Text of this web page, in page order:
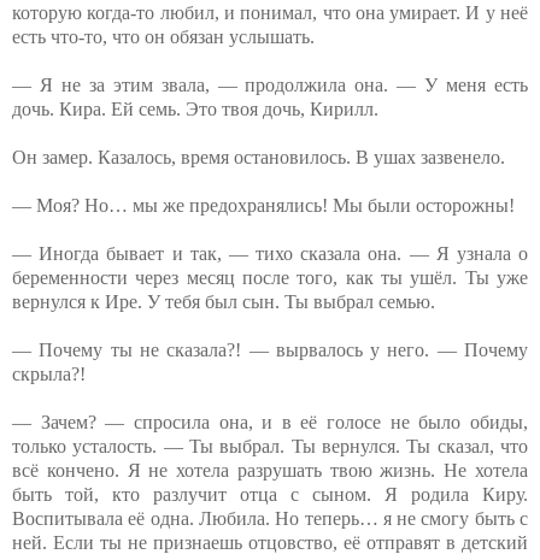
которую когда-то любил, и понимал, что она умирает. И у неё
есть что-то, что он обязан услышать.
— Я не за этим звала, — продолжила она. — У меня есть
дочь. Кира. Ей семь. Это твоя дочь, Кирилл.
Он замер. Казалось, время остановилось. В ушах зазвенело.
— Моя? Но… мы же предохранялись! Мы были осторожны!
— Иногда бывает и так, — тихо сказала она. — Я узнала о
беременности через месяц после того, как ты ушёл. Ты уже
вернулся к Ире. У тебя был сын. Ты выбрал семью.
— Почему ты не сказала?! — вырвалось у него. — Почему
скрыла?!
— Зачем? — спросила она, и в её голосе не было обиды,
только усталость. — Ты выбрал. Ты вернулся. Ты сказал, что
всё кончено. Я не хотела разрушать твою жизнь. Не хотела
быть той, кто разлучит отца с сыном. Я родила Киру.
Воспитывала её одна. Любила. Но теперь… я не смогу быть с
ней. Если ты не признаешь отцовство, её отправят в детский